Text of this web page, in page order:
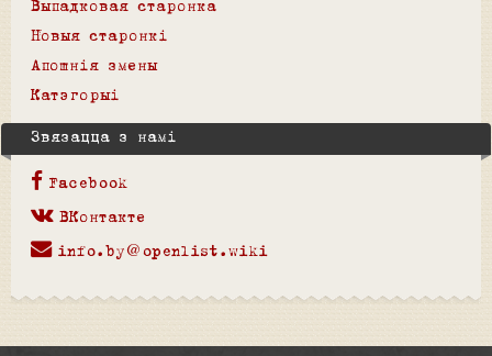
Выпадковая старонка
Новыя старонкі
Апошнія змены
Катэгорыі
Звязацца з намі
Facebook
ВКонтакте
info.by@openlist.wiki